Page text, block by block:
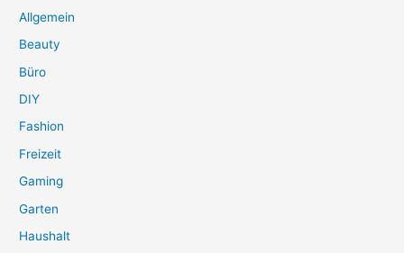
Allgemein
Beauty
Büro
DIY
Fashion
Freizeit
Gaming
Garten
Haushalt